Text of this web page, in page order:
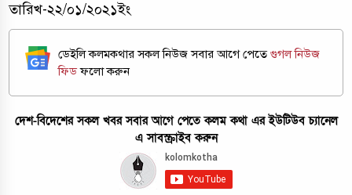
তারিখ-২২/০১/২০২১ইং
ডেইলি কলমকথার সকল নিউজ সবার আগে পেতেগুগল নিউজ
ফিডফলো করুন
দেশ-বিদেশের সকল খবর সবার আগে পেতে কলম কথা এর ইউটিউব চ্যানেল
এ সাবস্ক্রাইব করুন